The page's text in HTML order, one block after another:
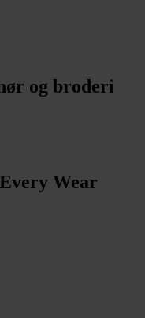
og broderi
Wear